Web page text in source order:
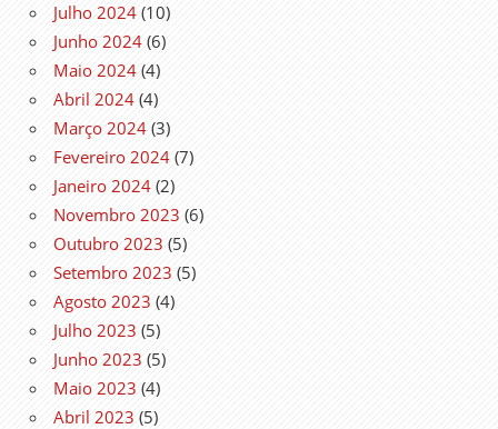
Julho 2024 (10)
Junho 2024 (6)
Maio 2024 (4)
Abril 2024 (4)
Março 2024 (3)
Fevereiro 2024 (7)
Janeiro 2024 (2)
Novembro 2023 (6)
Outubro 2023 (5)
Setembro 2023 (5)
Agosto 2023 (4)
Julho 2023 (5)
Junho 2023 (5)
Maio 2023 (4)
Abril 2023 (5)